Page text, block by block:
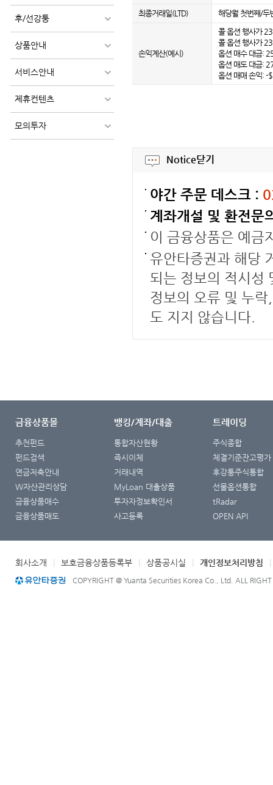
후/선강퉁
상품안내
서비스안내
제휴컨텐츠
모의투자
최종거래일(LTD) 해당월 첫번째/두
손익계산(예시)
콜 옵션 행사가
콜 옵션 행사가
옵션 매수 대금:
옵션 매도 대금:
옵션 매매 손익:
Notice닫기
야간 주문 데스크 :
계좌개설 및 환전문
이 금융상품은 예금
유안타증권과 해당
되는 정보의 적시성
정보의 오류 및 누
도 지지 않습니다.
금융상품몰
추천펀드
펀드검색
연금저축안내
W자산관리상담
금융상품매수
금융상품매도
뱅킹/계좌/대출
통합자산현황
즉시이체
거래내역
MyLoan 대출상품
투자자정보확인서
사고등록
트레이딩
주식종합
체결기준잔고평가
후강퉁주식통합
선물옵션통합
tRadar
OPEN API
회사소개 보호금융상품등록부 상품공시실 개인정보처리방침
COPYRIGHT @ Yuanta Securities Korea Co., Ltd. ALL RIGHT